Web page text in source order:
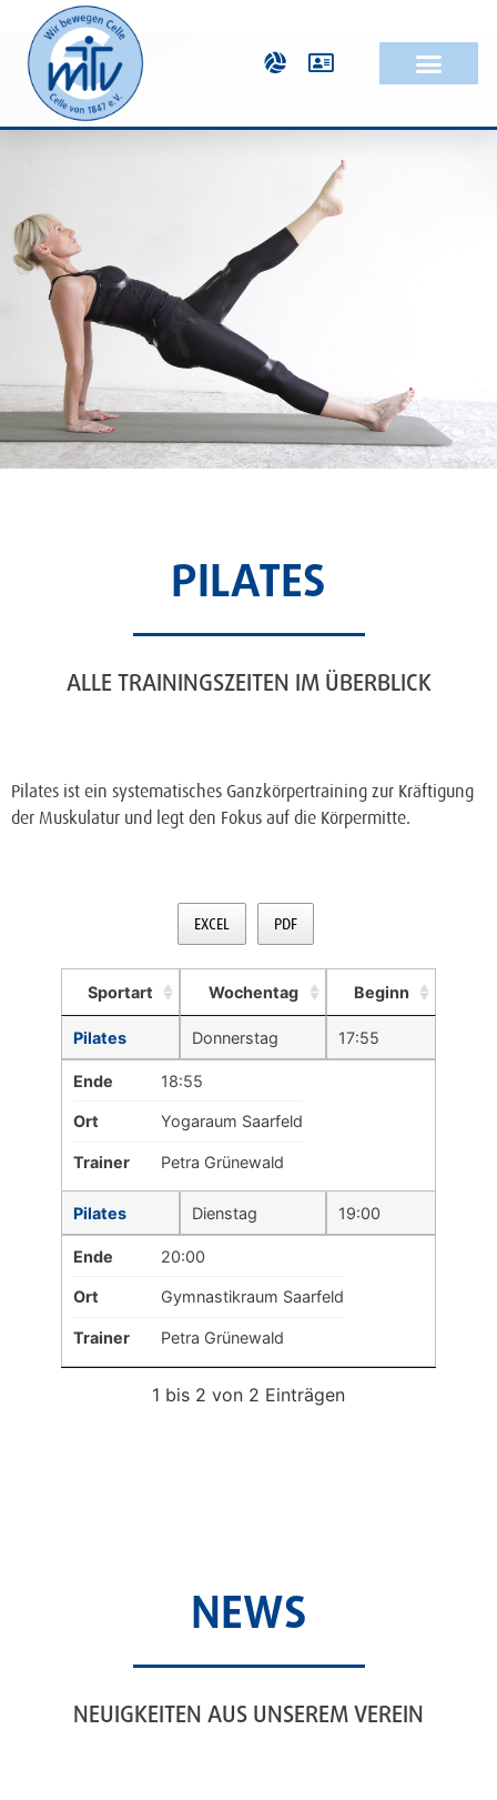
PILATES
ALLE TRAININGSZEITEN IM ÜBERBLICK
Pilates ist ein systematisches Ganzkörpertraining zur Kräftigung
der Muskulatur und legt den Fokus auf die Körpermitte.
EXCEL PDF
Sportart Wochentag Beginn
Pilates Donnerstag 17:55
Ende 18:55
Ort Yogaraum Saarfeld
Trainer Petra Grünewald
Pilates Dienstag 19:00
Ende 20:00
Ort Gymnastikraum Saarfeld
Trainer Petra Grünewald
1 bis 2 von 2 Einträgen
NEWS
NEUIGKEITEN AUS UNSEREM VEREIN